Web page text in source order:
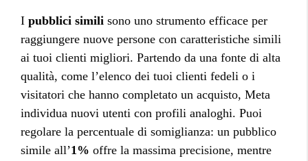
I pubblici simili sono uno strumento efficace per
raggiungere nuove persone con caratteristiche simili
ai tuoi clienti migliori. Partendo da una fonte di alta
qualità, come l’elenco dei tuoi clienti fedeli o i
visitatori che hanno completato un acquisto, Meta
individua nuovi utenti con profili analoghi. Puoi
regolare la percentuale di somiglianza: un pubblico
simile all’1% offre la massima precisione, mentre